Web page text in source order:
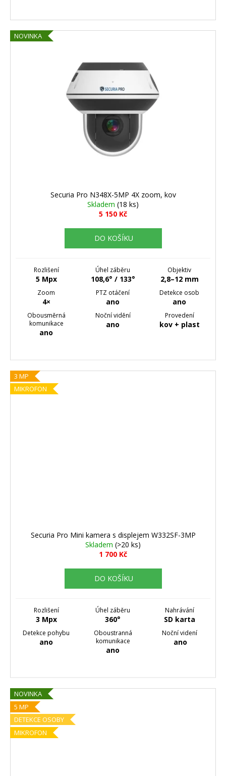
NOVINKA
Securia Pro N348X-5MP 4X zoom, kov
Skladem (18 ks)
5 150 Kč
DO KOŠÍKU
Rozlišení
5 Mpx
Úhel záběru
108,6° / 133°
Objektiv
2,8–12 mm
Zoom
4×
PTZ otáčení
ano
Detekce osob
ano
Obousměrná
komunikace
ano
Noční vidění
ano
Provedení
kov + plast
3 MP
MIKROFON
Securia Pro Mini kamera s displejem W332SF-3MP
Skladem (>20 ks)
1 700 Kč
DO KOŠÍKU
Rozlišení
3 Mpx
Úhel záběru
360°
Nahrávání
SD karta
Detekce pohybu
ano
Oboustranná
komunikace
ano
Noční videní
ano
NOVINKA
5 MP
DETEKCE OSOBY
MIKROFON